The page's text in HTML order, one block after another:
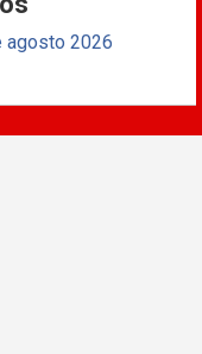
agosto 2026